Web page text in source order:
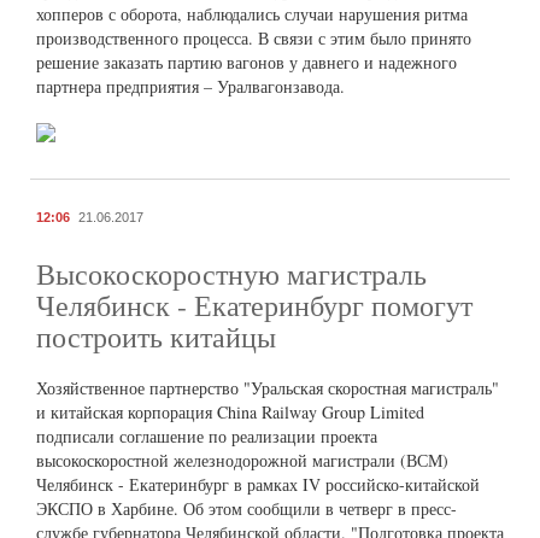
хопперов с оборота, наблюдались случаи нарушения ритма
производственного процесса. В связи с этим было принято
решение заказать партию вагонов у давнего и надежного
партнера предприятия – Уралвагонзавода.
12:06 21.06.2017
Высокоскоростную магистраль
Челябинск - Екатеринбург помогут
построить китайцы
Хозяйственное партнерство "Уральская скоростная магистраль"
и китайская корпорация China Railway Group Limited
подписали соглашение по реализации проекта
высокоскоростной железнодорожной магистрали (ВСМ)
Челябинск - Екатеринбург в рамках IV российско-китайской
ЭКСПО в Харбине. Об этом сообщили в четверг в пресс-
службе губернатора Челябинской области. "Подготовка проекта